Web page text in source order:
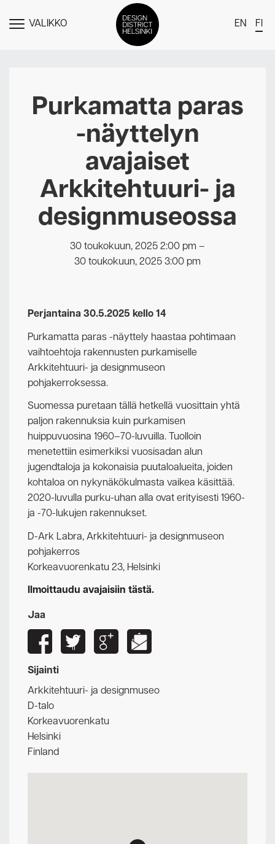
NÄYTÄVALIKKO EN FI
Jäsenet
Tapahtumat
Uutiset
Medialle
Meistä
Design District Helsingin jäsenyydestä
Ota yhteyttä
Purkamatta paras
-näyttelyn
avajaiset
Arkkitehtuuri- ja
designmuseossa
30 toukokuun, 2025 2:00 pm –
30 toukokuun, 2025 3:00 pm
Perjantaina 30.5.2025 kello 14
Purkamatta paras -näyttely haastaa pohtimaan
vaihtoehtoja rakennusten purkamiselle
Arkkitehtuuri- ja designmuseon
pohjakerroksessa.
Suomessa puretaan tällä hetkellä vuosittain yhtä
paljon rakennuksia kuin purkamisen
huippuvuosina 1960–70-luvuilla. Tuolloin
menetettiin esimerkiksi vuosisadan alun
jugendtaloja ja kokonaisia puutaloalueita, joiden
kohtaloa on nykynäkökulmasta vaikea käsittää.
2020-luvulla purku-uhan alla ovat erityisesti 1960-
ja -70-lukujen rakennukset.
D-Ark Labra, Arkkitehtuuri- ja designmuseon
pohjakerros
Korkeavuorenkatu 23, Helsinki
Ilmoittaudu avajaisiin tästä.
Jaa
Sijainti
Arkkitehtuuri- ja designmuseo
D-talo
Korkeavuorenkatu
Helsinki
Finland